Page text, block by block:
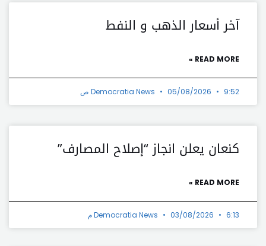
آخر أسعار الذهب و النفط
READ MORE »
Democratia News 05/08/2026 9:52 ص
كنعان يعلن انجاز “إصلاح المصارف”
READ MORE »
Democratia News 03/08/2026 6:13 م